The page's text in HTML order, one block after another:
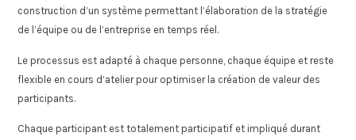
construction d’un système permettant l’élaboration de la stratégie
de l’équipe ou de l’entreprise en temps réel.
Le processus est adapté à chaque personne, chaque équipe et reste
flexible en cours d’atelier pour optimiser la création de valeur des
participants.
Chaque participant est totalement participatif et impliqué durant